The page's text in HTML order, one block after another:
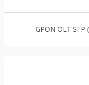
GPON OLT SFP